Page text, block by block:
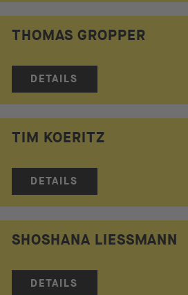
THOMAS GROPPER
DETAILS
TIM KOERITZ
DETAILS
SHOSHANA LIESSMANN
DETAILS